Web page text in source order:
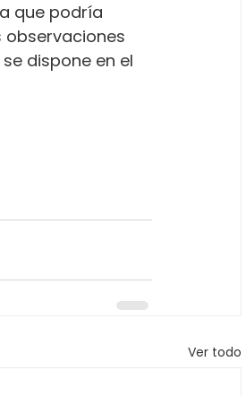
que podría
observaciones
dispone en el
Ver todo